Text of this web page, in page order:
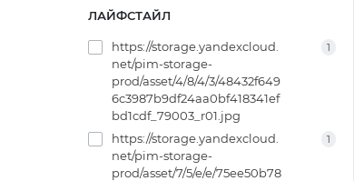
ЛАЙФСТАЙЛ
https://storage.yandexcloud.
net/pim-storage-
prod/asset/4/8/4/3/48432f649
6c3987b9df24aa0bf418341ef
bd1cdf_79003_r01.jpg
1
https://storage.yandexcloud.
net/pim-storage-
prod/asset/7/5/e/e/75ee50b78
1